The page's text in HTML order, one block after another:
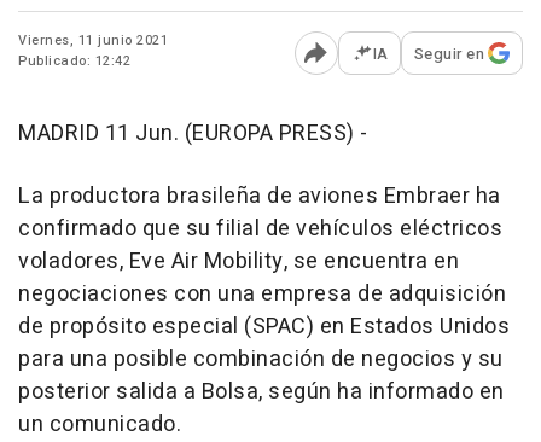
Viernes, 11 junio 2021
Publicado: 12:42
Abrir opciones para
IA Seguir en
MADRID 11 Jun. (EUROPA PRESS) -
La productora brasileña de aviones Embraer ha
confirmado que su filial de vehículos eléctricos
voladores, Eve Air Mobility, se encuentra en
negociaciones con una empresa de adquisición
de propósito especial (SPAC) en Estados Unidos
para una posible combinación de negocios y su
posterior salida a Bolsa, según ha informado en
un comunicado.